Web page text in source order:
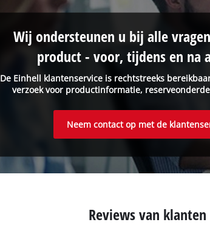
De Einhell klantenservice is rechtstreeks
verzoek voor productinformatie,
Wij ondersteunen u bij alle
product - voor, tijdens en na
Neem contact op met de
Reviews van klanten